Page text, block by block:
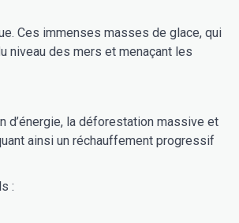
Ces immenses masses de glace, qui
niveau des mers et menaçant les
la déforestation massive et
ainsi un réchauffement progressif
: